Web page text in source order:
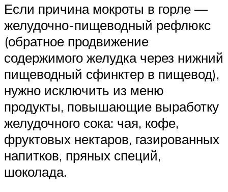
Если причина мокроты в горле —
желудочно-пищеводный рефлюкс
(обратное продвижение
содержимого желудка через нижний
пищеводный сфинктер в пищевод),
нужно исключить из меню
продукты, повышающие выработку
желудочного сока: чая, кофе,
фруктовых нектаров, газированных
напитков, пряных специй,
шоколада.